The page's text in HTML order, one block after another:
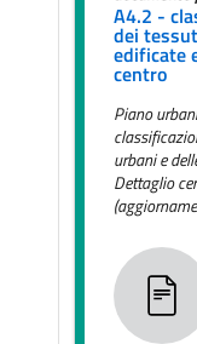
A4.2 -
dei
edificate
centro
Piano
urbani e
Dettaglio